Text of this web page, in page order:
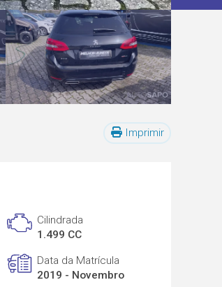
Imprimir
Cilindrada
1.499 CC
Data da Matrícula
2019 - Novembro